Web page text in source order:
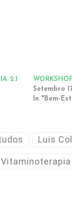
2.1
Setembro
In "Bem-
Luis
Vitaminoterapia